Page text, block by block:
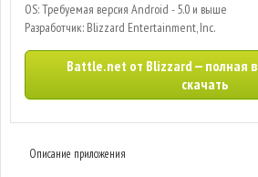
OS: Требуемая версия Android - 5.0 и выше
Разработчик: Blizzard Entertainment, Inc.
Battle.net от Blizzard — полная
скачать
Описание приложения